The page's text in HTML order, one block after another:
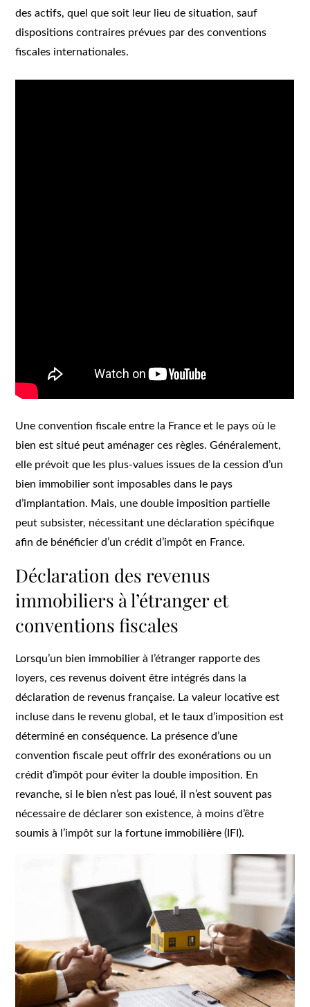
des actifs, quel que soit leur lieu de situation, sauf
dispositions contraires prévues par des conventions
fiscales internationales.
Une convention fiscale entre la France et le pays où le
bien est situé peut aménager ces règles. Généralement,
elle prévoit que les plus-values issues de la cession d’un
bien immobilier sont imposables dans le pays
d’implantation. Mais, une double imposition partielle
peut subsister, nécessitant une déclaration spécifique
afin de bénéficier d’un crédit d’impôt en France.
Déclaration des revenus
immobiliers à l’étranger et
conventions fiscales
Lorsqu’un bien immobilier à l’étranger rapporte des
loyers, ces revenus doivent être intégrés dans la
déclaration de revenus française. La valeur locative est
incluse dans le revenu global, et le taux d’imposition est
déterminé en conséquence. La présence d’une
convention fiscale peut offrir des exonérations ou un
crédit d’impôt pour éviter la double imposition. En
revanche, si le bien n’est pas loué, il n’est souvent pas
nécessaire de déclarer son existence, à moins d’être
soumis à l’impôt sur la fortune immobilière (IFI).